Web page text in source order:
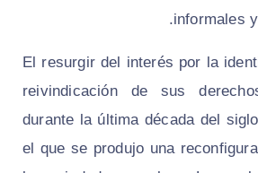
informales
El resurgir del interés por la
reivindicación de sus
durante la última década del
el que se produjo una